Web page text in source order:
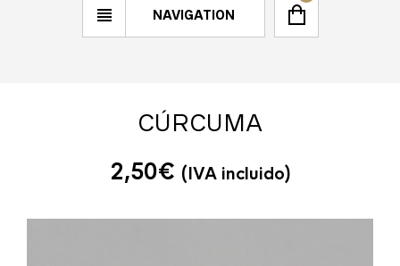
NAVIGATION
CÚRCUMA
2,50€ (IVA incluido)